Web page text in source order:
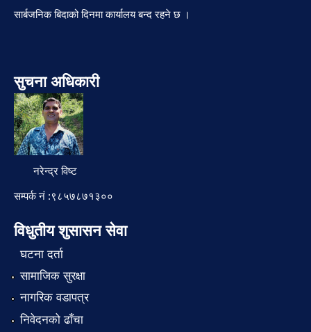
सार्बजनिक बिदाको दिनमा कार्यालय बन्द रहने छ ।
सुचना अधिकारी
नरेन्द्र विष्ट
सम्पर्क नं :९८५७८७१३००
विधुतीय शुसासन सेवा
घटना दर्ता
सामाजिक सुरक्षा
नागरिक वडापत्र
निवेदनको ढाँचा